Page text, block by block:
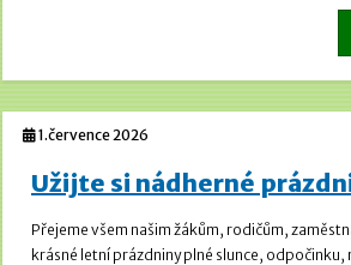
1.července 2026
Užijte si nádherné
Přejeme všem našim žákům, rodičům,
krásné letní prázdniny plné slunce, odpočinku,